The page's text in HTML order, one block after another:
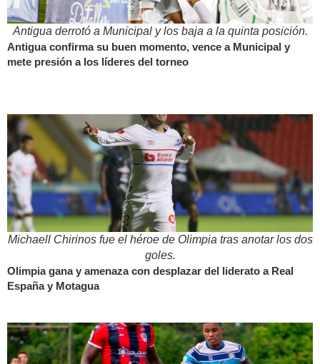
Antigua derrotó a Municipal y los baja a la quinta posición.
Antigua confirma su buen momento, vence a Municipal y
mete presión a los líderes del torneo
Michaell Chirinos fue el héroe de Olimpia tras anotar los dos
goles.
Olimpia gana y amenaza con desplazar del liderato a Real
España y Motagua